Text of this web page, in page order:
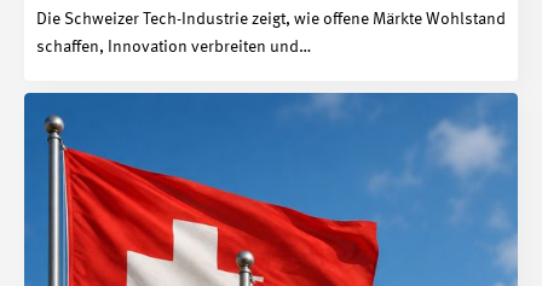
Die Schweizer Tech-Industrie zeigt, wie offene Märkte Wohlstand
schaffen, Innovation verbreiten und…